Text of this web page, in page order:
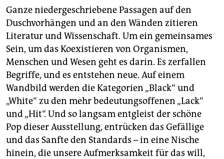
Ganze niedergeschriebene Passagen auf den
Duschvorhängen und an den Wänden zitieren
Literatur und Wissenschaft. Um ein gemeinsames
Sein, um das Koexistieren von Organismen,
Menschen und Wesen geht es darin. Es zerfallen
Begriffe, und es entstehen neue. Auf einem
Wandbild werden die Kategorien „Black“ und
„White“ zu den mehr bedeutungsoffenen „Lack“
und „Hit“. Und so langsam entgleist der schöne
Pop dieser Ausstellung, entrücken das Gefällige
und das Sanfte den Standards – in eine Nische
hinein, die unsere Aufmerksamkeit für das will,